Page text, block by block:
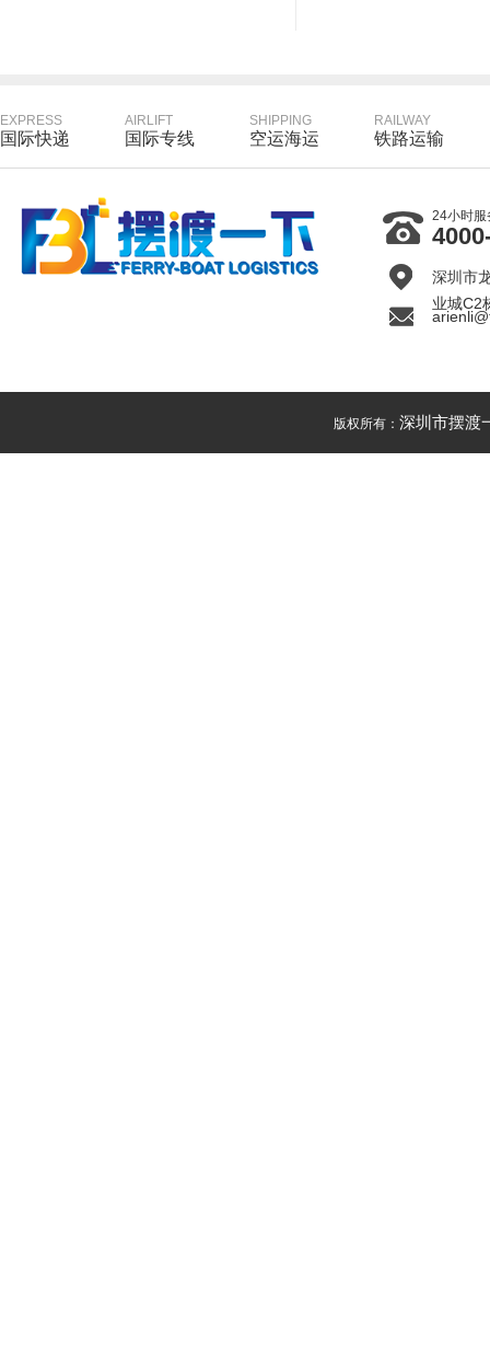
EXPRESS
国际快递
AIRLIFT
国际专线
SHIPPING
空运海运
RAILWAY
铁路运输
24小时服
深圳市
业城C2
版权所有： 深圳市摆渡